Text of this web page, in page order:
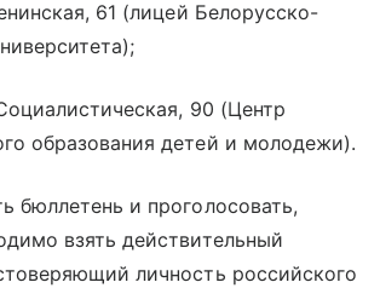
61 (лицей Белорусско-
90 (Центр
образования детей и молодежи).
бюллетень и проголосовать,
взять действительный
личность российского